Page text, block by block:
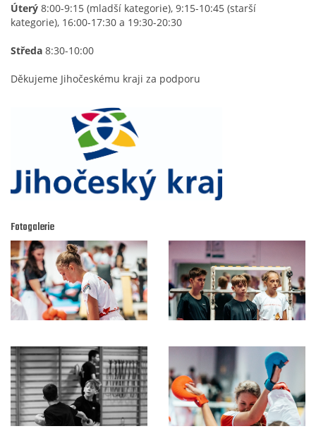
Úterý 8:00-9:15 (mladší kategorie), 9:15-10:45 (starší
kategorie), 16:00-17:30 a 19:30-20:30
Středa 8:30-10:00
Děkujeme Jihočeskému kraji za podporu
Fotogalerie